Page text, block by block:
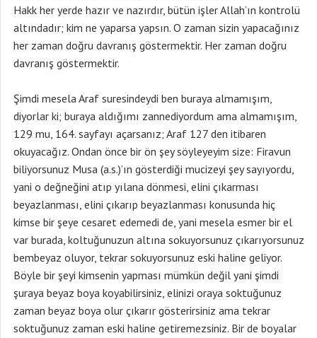
Hakk her yerde hazır ve nazırdır, bütün işler Allah’ın kontrolü
altındadır; kim ne yaparsa yapsın. O zaman sizin yapacağınız
her zaman doğru davranış göstermektir. Her zaman doğru
davranış göstermektir.
Şimdi mesela Araf suresindeydi ben buraya almamışım,
diyorlar ki; buraya aldığımı zannediyordum ama almamışım,
129 mu, 164. sayfayı açarsanız; Araf 127 den itibaren
okuyacağız. Ondan önce bir ön şey söyleyeyim size: Firavun
biliyorsunuz Musa (a.s.)’ın gösterdiği mucizeyi şey sayıyordu,
yani o değneğini atıp yılana dönmesi, elini çıkarması
beyazlanması, elini çıkarıp beyazlanması konusunda hiç
kimse bir şeye cesaret edemedi de, yani mesela esmer bir el
var burada, koltuğunuzun altına sokuyorsunuz çıkarıyorsunuz
bembeyaz oluyor, tekrar sokuyorsunuz eski haline geliyor.
Böyle bir şeyi kimsenin yapması mümkün değil yani şimdi
şuraya beyaz boya koyabilirsiniz, elinizi oraya soktuğunuz
zaman beyaz boya olur çıkarır gösterirsiniz ama tekrar
soktuğunuz zaman eski haline getiremezsiniz. Bir de boyalar